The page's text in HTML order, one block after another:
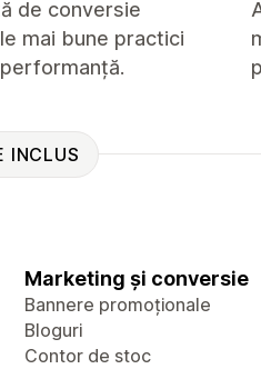
de conversie
mai bune practici
INCLUS
Marketing și conversie
Bannere promoționale
Bloguri
Contor de stoc